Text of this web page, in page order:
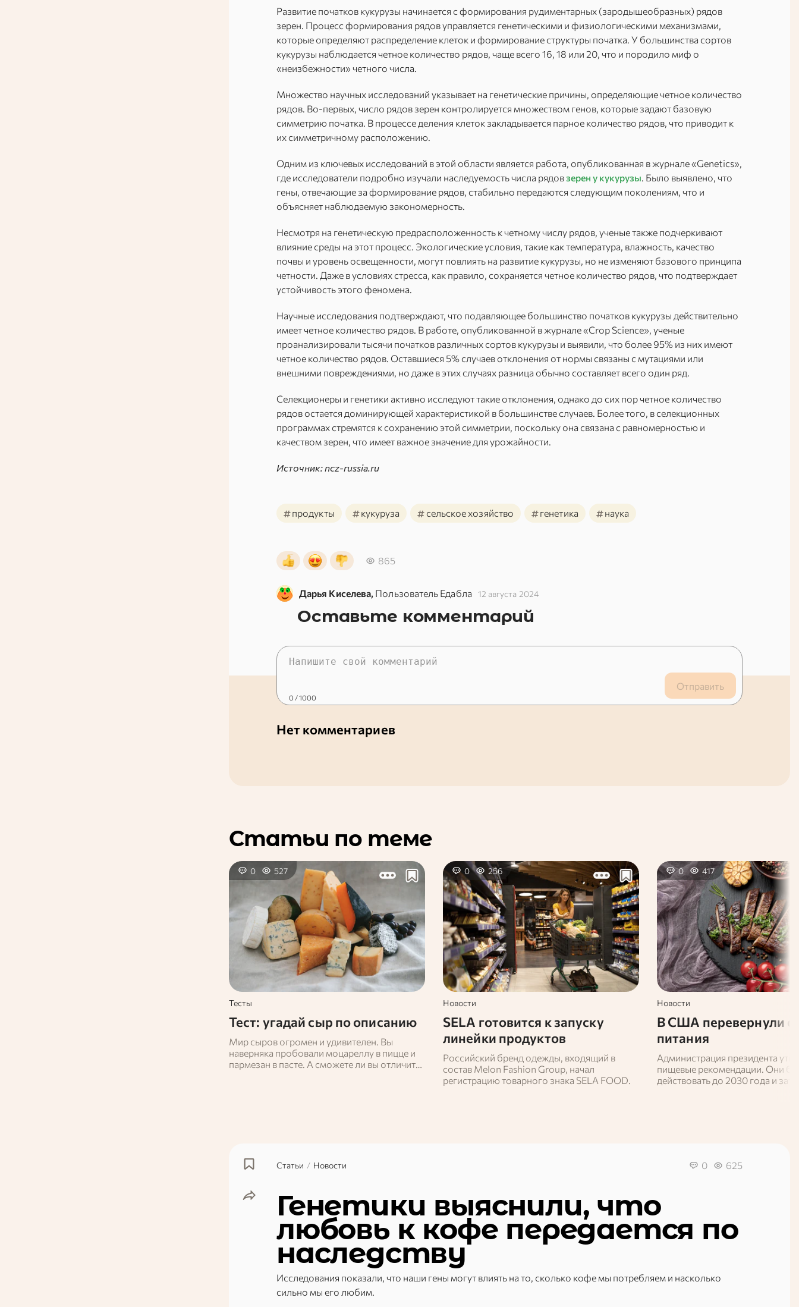
Развитие початков кукурузы начинается с формирования рудиментарных (зародышеобразных) рядов
зерен. Процесс формирования рядов управляется генетическими и физиологическими механизмами,
которые определяют распределение клеток и формирование структуры початка. У большинства сортов
кукурузы наблюдается четное количество рядов, чаще всего 16, 18 или 20, что и породило миф о
«неизбежности» четного числа.
Множество научных исследований указывает на генетические причины, определяющие четное количество
рядов. Во-первых, число рядов зерен контролируется множеством генов, которые задают базовую
симметрию початка. В процессе деления клеток закладывается парное количество рядов, что приводит к
их симметричному расположению.
Одним из ключевых исследований в этой области является работа, опубликованная в журнале «Genetics»,
где исследователи подробно изучали наследуемость числа рядовзерен у кукурузы. Было выявлено, что
гены, отвечающие за формирование рядов, стабильно передаются следующим поколениям, что и
объясняет наблюдаемую закономерность.
Несмотря на генетическую предрасположенность к четному числу рядов, ученые также подчеркивают
влияние среды на этот процесс. Экологические условия, такие как температура, влажность, качество
почвы и уровень освещенности, могут повлиять на развитие кукурузы, но не изменяют базового принципа
четности. Даже в условиях стресса, как правило, сохраняется четное количество рядов, что подтверждает
устойчивость этого феномена.
Научные исследования подтверждают, что подавляющее большинство початков кукурузы действительно
имеет четное количество рядов. В работе, опубликованной в журнале «Crop Science», ученые
проанализировали тысячи початков различных сортов кукурузы и выявили, что более 95% из них имеют
четное количество рядов. Оставшиеся 5% случаев отклонения от нормы связаны с мутациями или
внешними повреждениями, но даже в этих случаях разница обычно составляет всего один ряд.
Селекционеры и генетики активно исследуют такие отклонения, однако до сих пор четное количество
рядов остается доминирующей характеристикой в большинстве случаев. Более того, в селекционных
программах стремятся к сохранению этой симметрии, поскольку она связана с равномерностью и
качеством зерен, что имеет важное значение для урожайности.
Источник: ncz-russia.ru
#продукты #кукуруза # сельское хозяйство #генетика #наука
865
Дарья Киселева, Пользователь Едабла 12 августа 2024
Оставьте комментарий
Отправить
0 / 1000
Нет комментариев
Статьи по теме
0 527
Тесты
Тест: угадай сыр по описанию
Мир сыров огромен и удивителен. Вы
наверняка пробовали моцареллу в пицце и
пармезан в пасте. А сможете ли вы отличить
0 256
Новости
SELA готовится к запуску
линейки продуктов
Российский бренд одежды, входящий в
состав Melon Fashion Group, начал
регистрацию товарного знака SELA FOOD.
0 417
Новости
В США перевернули
питания
Администрация президента
пищевые рекомендации. Они
действовать до 2030 года и
Статьи / Новости 0 625
Генетики выяснили, что
любовь к кофе передается по
наследству
Исследования показали, что наши гены могут влиять на то, сколько кофе мы потребляем и насколько
сильно мы его любим.